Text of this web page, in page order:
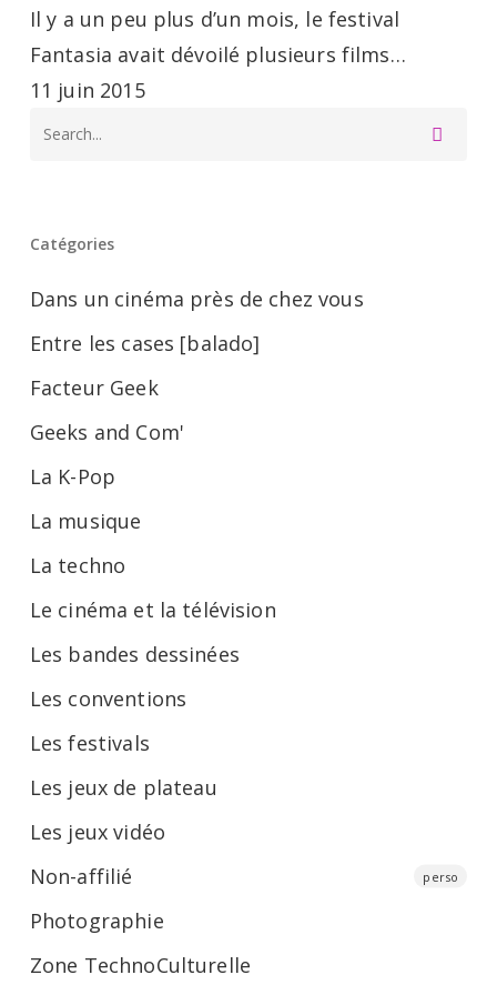
vague
de
films
Il y a un peu plus d’un mois, le festival
Fantasia avait dévoilé plusieurs films…
11 juin 2015
Catégories
Dans un cinéma près de chez vous
Entre les cases [balado]
Facteur Geek
Geeks and Com'
La K-Pop
La musique
La techno
Le cinéma et la télévision
Les bandes dessinées
Les conventions
Les festivals
Les jeux de plateau
Les jeux vidéo
Non-affilié
perso
Photographie
Zone TechnoCulturelle